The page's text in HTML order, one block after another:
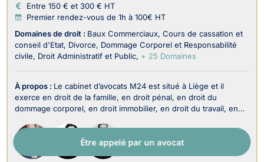
Être appelé par un avocat
Entre 150 € et 300 € HT
Premier rendez-vous de 1h à 100€ HT
Domaines de droit : Baux Commerciaux Cours de cassation et
conseil d'Etat Divorce
Dommage Corporel et Responsabilité
civile
Droit Administratif et Public + 25 Domaines
À propos : Le cabinet d’avocats M24 est situé à Liège et il
exerce en droit de la famille, en droit pénal, en droit du
dommage corporel, en droit immobilier, en droit du travail, en
commercial-concurrence, en droit administratif et public, en
droit de la propriété intelle...